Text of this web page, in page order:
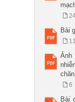
Bài
Ảnh
6
Bài